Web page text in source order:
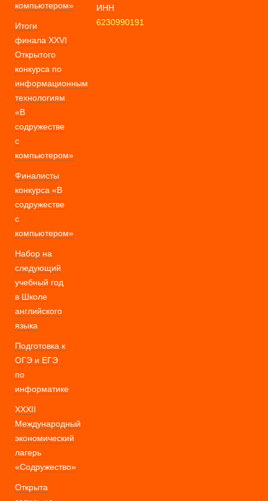
компьютером»
Итоги
финала XXVI
Открытого
конкурса по
информационным
технологиям
«В
содружестве
с
компьютером»
Финалисты
конкурса «В
содружестве
с
компьютером»
Набор на
следующий
учебный год
в Школе
английского
языка
Подготовка к
ОГЭ и ЕГЭ
по
информатике
XXXII
Международный
экономический
лагерь
«Содружество»
Открыта
ИНН
6230990191